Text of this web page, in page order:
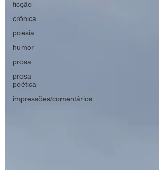
ficção
crônica
poesia
humor
prosa
prosa
poética
impressões/comentários